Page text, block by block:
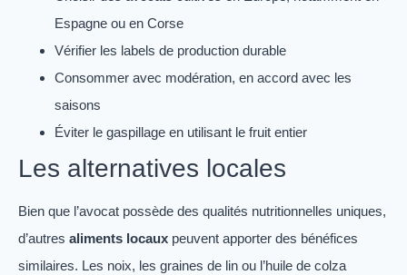
Espagne ou en Corse
Vérifier les labels de production durable
Consommer avec modération, en accord avec les
saisons
Éviter le gaspillage en utilisant le fruit entier
Les alternatives locales
Bien que l’avocat possède des qualités nutritionnelles uniques,
d’autres aliments locaux peuvent apporter des bénéfices
similaires. Les noix, les graines de lin ou l’huile de colza